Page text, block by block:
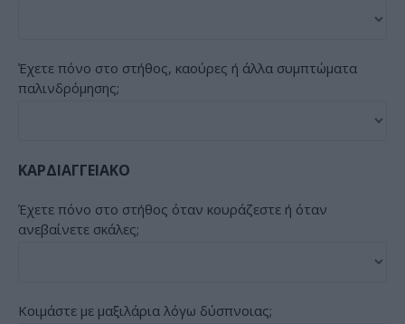
Έχετε πόνο στο στήθος, καούρες ή άλλα συμπτώματα
παλινδρόμησης;
ΚΑΡΔΙΑΓΓΕΙΑΚΟ
Έχετε πόνο στο στήθος όταν κουράζεστε ή όταν
ανεβαίνετε σκάλες;
Κοιμάστε με μαξιλάρια λόγω δύσπνοιας;